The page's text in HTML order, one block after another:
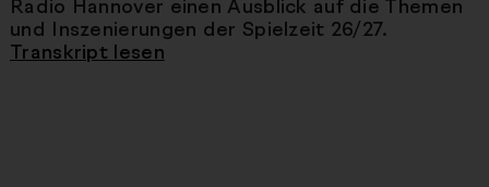
Radio Hannover einen Ausblick auf die Themen
und Inszenierungen der Spielzeit 26/27.
Transkript lesen